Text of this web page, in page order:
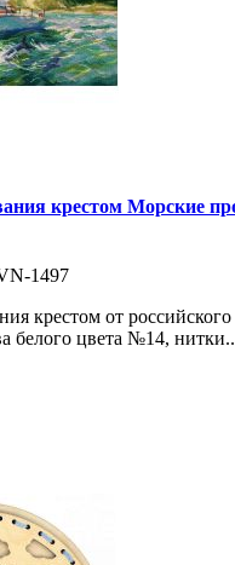
крестом Морские
1497
крестом от российского
белого цвета №14, нитки..